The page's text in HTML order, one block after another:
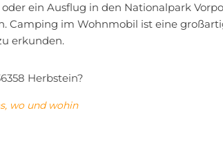
ein Ausflug in den Nationalpark
Camping im Wohnmobil ist eine
erkunden.
Herbstein?
wo und wohin